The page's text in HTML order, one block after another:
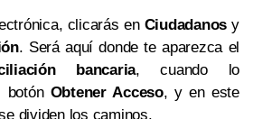
clicarás enCiudadanos y
. Será aquí donde te aparezca el
bancaria, cuando lo
botónObtener Acceso, y en este
dividen los caminos.